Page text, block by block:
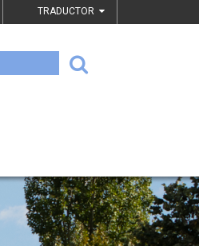
TRADUCTOR